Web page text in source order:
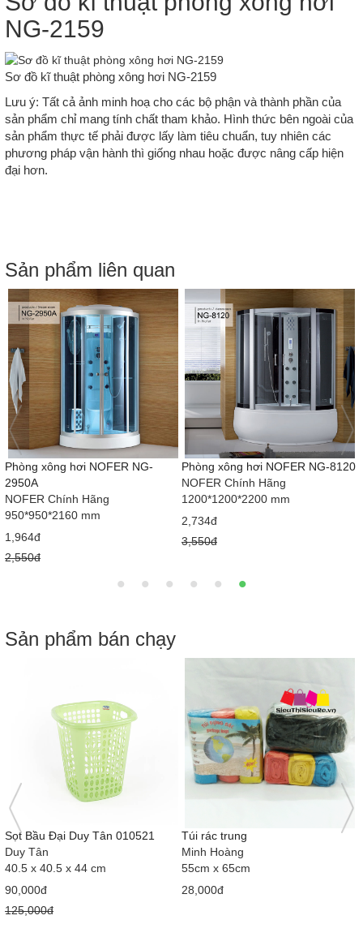
NG-2159
Sơ đồ kĩ thuật phòng xông hơi NG-2159
Lưu ý: Tất cả ảnh minh hoạ cho các bộ phận và thành phần của
sản phẩm chỉ mang tính chất tham khảo. Hình thức bên ngoài của
sản phẩm thực tế phải được lấy làm tiêu chuẩn, tuy nhiên các
phương pháp vận hành thì giống nhau hoặc được nâng cấp hiện
đại hơn.
Sản phẩm liên quan
Phòng xông hơi NOFER NG-
2950A
NOFER Chính Hãng
950*950*2160 mm
1,964đ
2,550đ
Phòng xông hơi NOFER NG-8120
NOFER Chính Hãng
1200*1200*2200 mm
2,734đ
3,550đ
Sản phẩm bán chạy
Sọt Bầu Đại Duy Tân 010521
Duy Tân
40.5 x 40.5 x 44 cm
90,000đ
125,000đ
Túi rác trung
Minh Hoàng
55cm x 65cm
28,000đ